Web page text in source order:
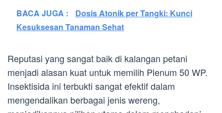
BACA JUGA :
Dosis Atonik per Tangki: Kunci
Kesuksesan Tanaman Sehat
Reputasi yang sangat baik di kalangan petani
menjadi alasan kuat untuk memilih Plenum 50 WP.
Insektisida ini terbukti sangat efektif dalam
mengendalikan berbagai jenis wereng,